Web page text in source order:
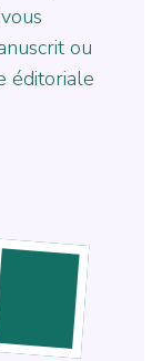
ou
éditoriale